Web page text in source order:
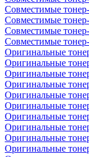
Совместимые
Совместимые
Совместимые
Совместимые
Оригинальные
Оригинальные
Оригинальные
Оригинальные
Оригинальные
Оригинальные
Оригинальные
Оригинальные
Оригинальные
Оригинальные